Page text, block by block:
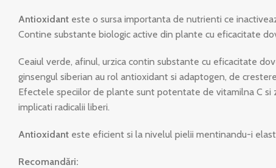
Antioxidant este o sursa importanta de nutrienti ce
Contine substante biologic active din plante cu eficacitate
Ceaiul verde, afinul, urzica contin substante cu eficacitate
ginsengul siberian au rol antioxidant si adaptogen, de
Efectele speciilor de plante sunt potentate de vitamilna C si
implicati radicalii liberi.
Antioxidant este eficient si la nivelul pielii mentinandu-i
Recomandări: